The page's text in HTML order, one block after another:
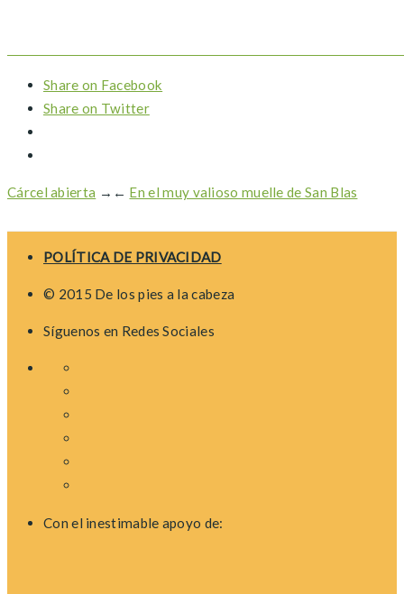
Share on Facebook
Share on Twitter
Cárcel abierta → ← En el muy valioso muelle de San Blas
POLÍTICA DE PRIVACIDAD
© 2015 De los pies a la cabeza
Síguenos en Redes Sociales
Con el inestimable apoyo de: